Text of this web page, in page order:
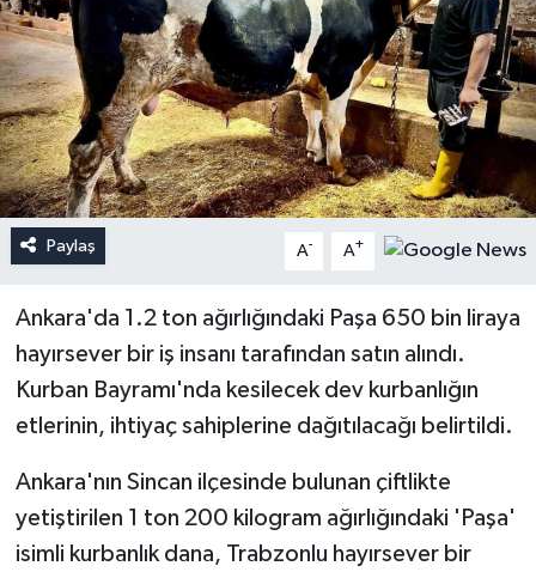
Paylaş A- A+
Ankara'da 1.2 ton ağırlığındaki Paşa 650 bin liraya
hayırsever bir iş insanı tarafından satın alındı.
Kurban Bayramı'nda kesilecek dev kurbanlığın
etlerinin, ihtiyaç sahiplerine dağıtılacağı belirtildi.
Ankara'nın Sincan ilçesinde bulunan çiftlikte
yetiştirilen 1 ton 200 kilogram ağırlığındaki 'Paşa'
isimli kurbanlık dana, Trabzonlu hayırsever bir